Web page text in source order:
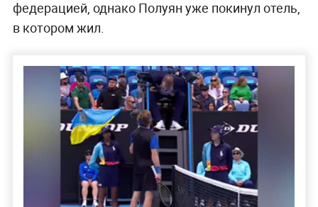
федерацией, однако Полуян уже покинул отель,
в котором жил.